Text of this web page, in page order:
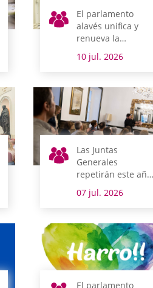
El parlamento
alavés unifica y
renueva la
regula los concejos
10 jul. 2026
Las Juntas
Generales
repetirán este año
sedes de
07 jul. 2026
El parlamento